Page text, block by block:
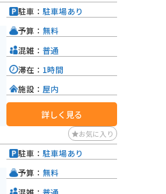
駐車： 駐車場あり
予算： 無料
混雑： 普通
滞在： 1時間
施設： 屋内
詳しく見る
お気に入り
駐車： 駐車場あり
予算： 無料